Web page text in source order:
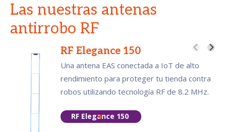
Las nuestras antenas
antirrobo RF
RF Elegance 150
Una antena EAS conectada a IoT de alto
rendimiento para proteger tu tienda contra
robos utilizando tecnología RF de 8.2 MHz.
RF Elegance 150